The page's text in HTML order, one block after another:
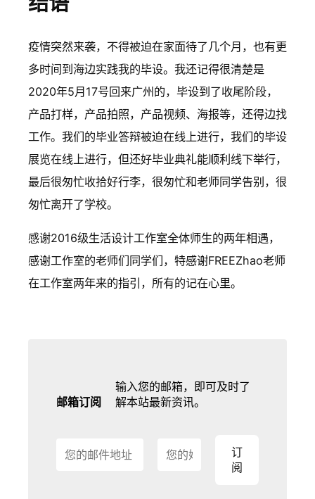
疫情突然来袭，不得被迫在家面待了几个月，也有更
多时间到海边实践我的毕设。我还记得很清楚是
2020年5月17号回来广州的，毕设到了收尾阶段，
产品打样，产品拍照，产品视频、海报等，还得边找
工作。我们的毕业答辩被迫在线上进行，我们的毕设
展览在线上进行，但还好毕业典礼能顺利线下举行，
最后很匆忙收拾好行李，很匆忙和老师同学告别，很
匆忙离开了学校。
感谢2016级生活设计工作室全体师生的两年相遇，
感谢工作室的老师们同学们，特感谢FREEZhao老师
在工作室两年来的指引，所有的记在心里。
邮箱订阅
输入您的邮箱，即可及时了
解本站最新资讯。